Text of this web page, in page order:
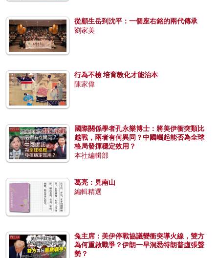
從顧生岳到沈平：一個座右銘的兩代傳承
劉家美
行為不檢 培育教化才能治本
陳家偉
國際關係學者孔永樂博士：將美伊衝突類比
越戰，兩者有何異同？中國崛起能否為全球
格局發揮穩定效用？
本社編輯部
葛亮：見南山
編輯精選
兔主席：美伊停戰協議變衝突導火線，雙方
為何重啟戰爭？伊朗一早洞悉特朗普虛張聲
勢？